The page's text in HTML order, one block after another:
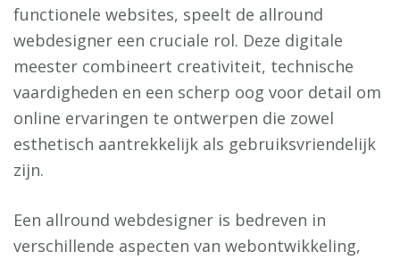
functionele websites, speelt de allround
webdesigner een cruciale rol. Deze digitale
meester combineert creativiteit, technische
vaardigheden en een scherp oog voor detail om
online ervaringen te ontwerpen die zowel
esthetisch aantrekkelijk als gebruiksvriendelijk
zijn.
Een allround webdesigner is bedreven in
verschillende aspecten van webontwikkeling,